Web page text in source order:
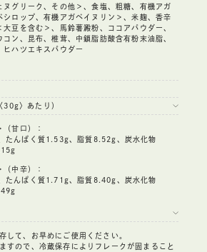
ヌグリーク、その他＞、食塩、粗糖、有機アガ
シロップ、有機アガベイヌリン＞、米麹、香辛
豆を含む＞、馬鈴薯澱粉、ココアパウダー、
ン、昆布、椎茸、中鎖脂肪酸含有粉末油脂、
ヒハツエキスパウダー
30g〉あたり）
甘口）：
たんぱく質1.53g、脂質8.52g、炭水化物
中辛）：
たんぱく質1.71g、脂質8.40g、炭水化物
して、お早めにご使用ください。
すので、冷蔵保存によりフレークが固まること